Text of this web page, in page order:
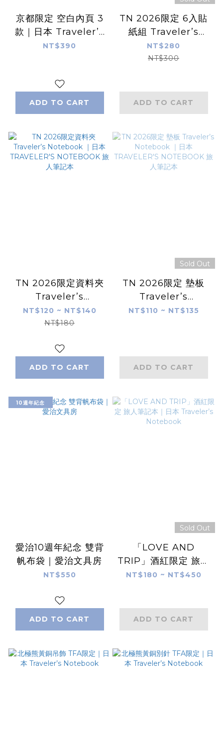
京都限定 空白內頁 3
款｜日本 Traveler’s
Notebook 旅人筆記
NT$390
ADD TO CART
TN 2026限定 6入貼
紙組 Traveler’s
Notebook｜日本
TRAVELER'S
NT$280
NT$300
ADD TO CART
TN 2026限定資料夾
Traveler’s
Notebook ｜日本
TRAVELER'S
記本
NT$120 ~ NT$140
NT$180
ADD TO CART
Sold Out
TN 2026限定 墊板
Traveler’s
Notebook ｜日本
NT$110 ~ NT$135
ADD TO CART
10週年紀念
愛治10週年紀念 雙背
帆布袋｜愛治文具房
NT$550
ADD TO CART
Sold Out
「LOVE AND
TRIP」酒紅限定 旅人
筆記本｜日本
NT$180 ~ NT$450
ADD TO CART